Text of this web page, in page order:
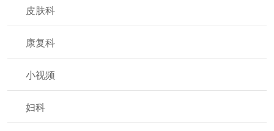
皮肤科
康复科
小视频
妇科